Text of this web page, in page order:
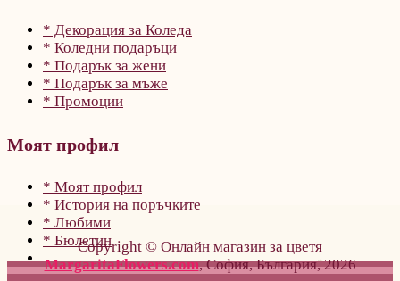
* Декорация за Коледа
* Коледни подаръци
* Подарък за жени
* Подарък за мъже
* Промоции
Моят профил
* Моят профил
* История на поръчките
* Любими
* БюлетинCopyright © Онлайн магазин за цветя
MargaritaFlowers.com, София, България, 2026